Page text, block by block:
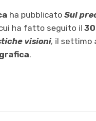
ha pubblicato Sul
ha fatto seguito il
visioni, il settimo
.